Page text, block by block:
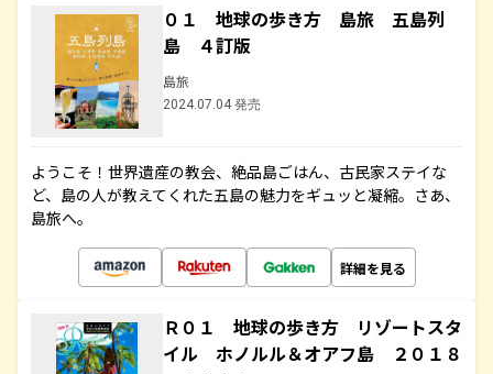
０１ 地球の歩き方 島旅 五島列
島 ４訂版
島旅
2024.07.04 発売
ようこそ！世界遺産の教会、絶品島ごはん、古民家ステイな
ど、島の人が教えてくれた五島の魅力をギュッと凝縮。さあ、
島旅へ。
詳細を見る
Ｒ０１ 地球の歩き方 リゾートスタ
イル ホノルル＆オアフ島 ２０１８